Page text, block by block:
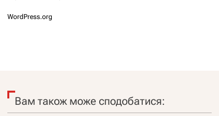
WordPress.org
Вам також може сподобатися: